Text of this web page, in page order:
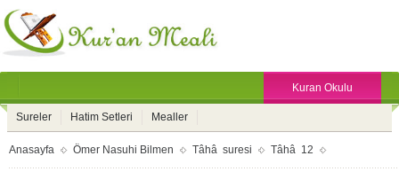
Kuran Okulu
Sureler Hatim Setleri Mealler
Anasayfa Ömer Nasuhi Bilmen Tâhâ suresi Tâhâ 12